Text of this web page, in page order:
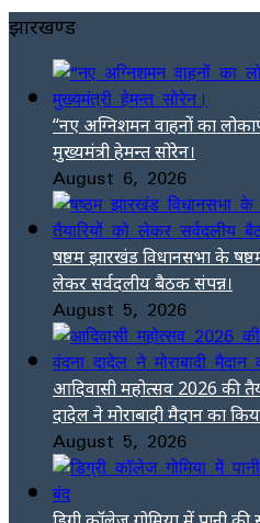
झारखण्ड
“नए अग्निशमन वाहनों का
मुख्यमंत्री हेमन्त सोरेन।
August 6, 2026
षष्ठम झारखंड विधानसभा के
लेकर सर्वदलीय बैठक संपन्न।
August 5, 2026
आदिवासी महोत्सव 2026 की
दादेल ने मोराबादी मैदान का
August 5, 2026